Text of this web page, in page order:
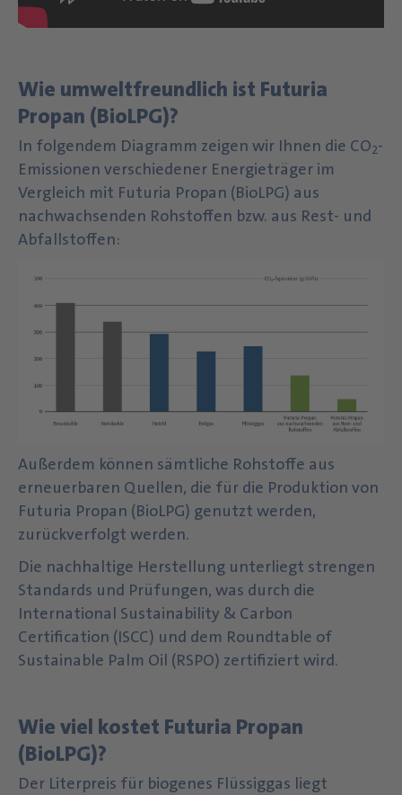
Wie umweltfreundlich ist Futuria
Propan (BioLPG)?
In folgendem Diagramm zeigen wir Ihnen die CO2-
Emissionen verschiedener Energieträger im
Vergleich mit Futuria Propan (BioLPG) aus
nachwachsenden Rohstoffen bzw. aus Rest- und
Abfallstoffen:
Außerdem können sämtliche Rohstoffe aus
erneuerbaren Quellen, die für die Produktion von
Futuria Propan (BioLPG) genutzt werden,
zurückverfolgt werden.
Die nachhaltige Herstellung unterliegt strengen
Standards und Prüfungen, was durch die
International Sustainability & Carbon
Certification (ISCC) und dem Roundtable of
Sustainable Palm Oil (RSPO) zertifiziert wird.
Wie viel kostet Futuria Propan
(BioLPG)?
Der Literpreis für biogenes Flüssiggas liegt